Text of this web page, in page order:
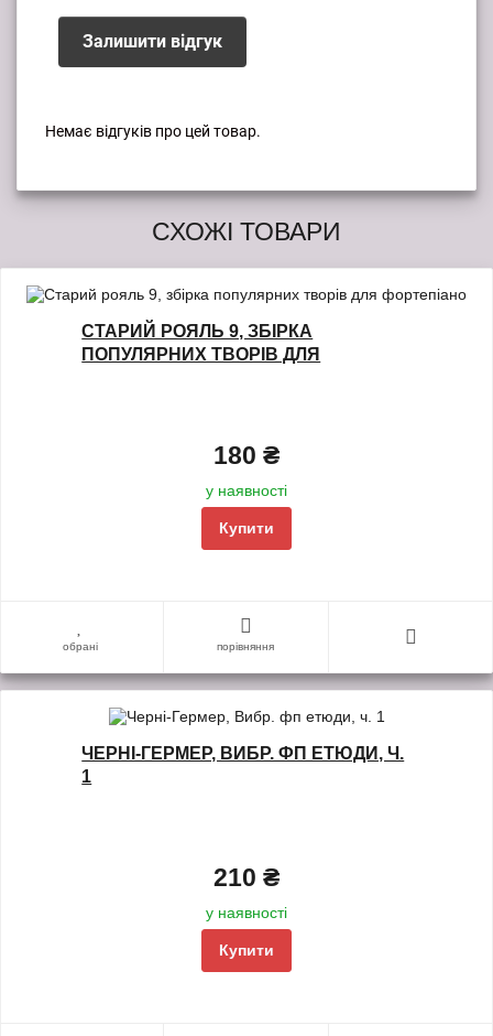
Менует g-moll
Марш D-dur
Залишити відгук
Немає відгуків про цей товар.
СХОЖІ ТОВАРИ
СТАРИЙ РОЯЛЬ 9, ЗБІРКА
ПОПУЛЯРНИХ ТВОРІВ ДЛЯ
180 ₴
у наявності
Купити
обрані порівняння
ЧЕРНІ-ГЕРМЕР, ВИБР. ФП ЕТЮДИ, Ч.
1
210 ₴
у наявності
Купити